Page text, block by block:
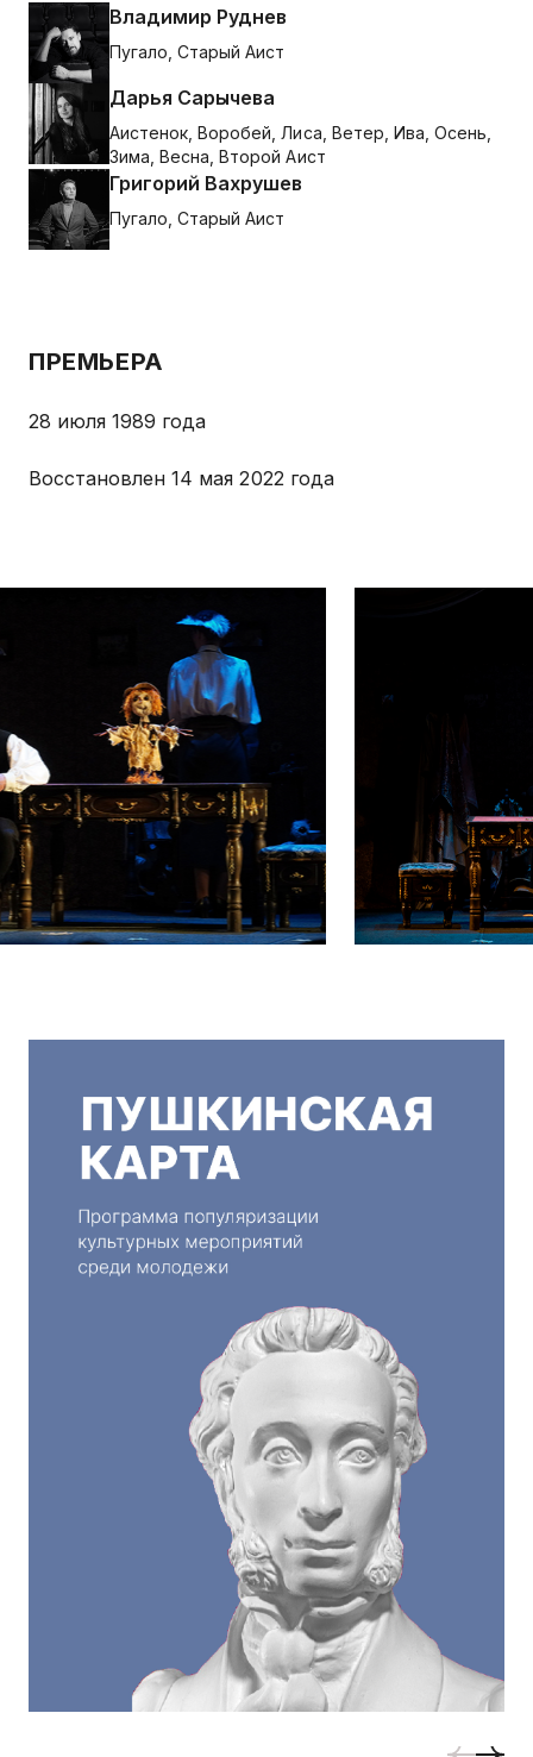
Владимир Руднев
Пугало, Старый Аист
Дарья Сарычева
Аистенок, Воробей, Лиса, Ветер, Ива, Осень,
Зима, Весна, Второй Аист
Григорий Вахрушев
Пугало, Старый Аист
ПРЕМЬЕРА
28 июля 1989 года
Восстановлен 14 мая 2022 года